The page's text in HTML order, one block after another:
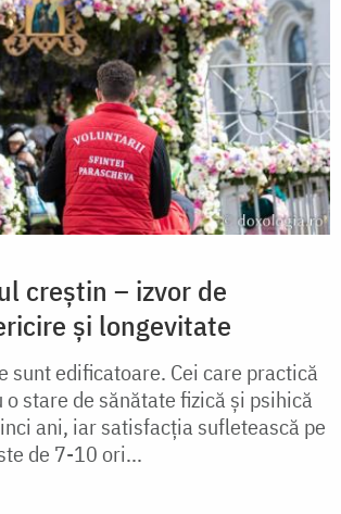
creștin – izvor de
și longevitate
sunt edificatoare. Cei care practică
stare de sănătate fizică și psihică
ani, iar satisfacția sufletească pe
de 7-10 ori...